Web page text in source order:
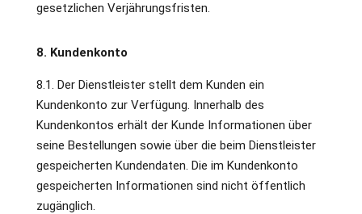
gesetzlichen Verjährungsfristen.
8. Kundenkonto
8.1. Der Dienstleister stellt dem Kunden ein
Kundenkonto zur Verfügung. Innerhalb des
Kundenkontos erhält der Kunde Informationen über
seine Bestellungen sowie über die beim Dienstleister
gespeicherten Kundendaten. Die im Kundenkonto
gespeicherten Informationen sind nicht öffentlich
zugänglich.